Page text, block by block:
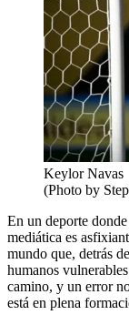
Keylor Navas
(Photo by
En un deporte
mediática es
mundo que, detrás
humanos
camino, y un error
está en plena